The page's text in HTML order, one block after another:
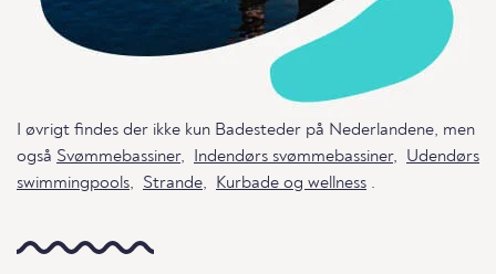
I øvrigt findes der ikke kun Badesteder på Nederlandene, men
også Svømmebassiner, Indendørs svømmebassiner, Udendørs
swimmingpools, Strande, Kurbade og wellness .